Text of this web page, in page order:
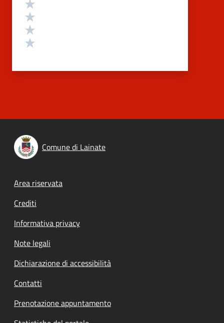
Comune di Lainate
Footer menu
Area riservata
Crediti
Informativa privacy
Note legali
Dichiarazione di accessibilità
Contatti
Prenotazione appuntamento